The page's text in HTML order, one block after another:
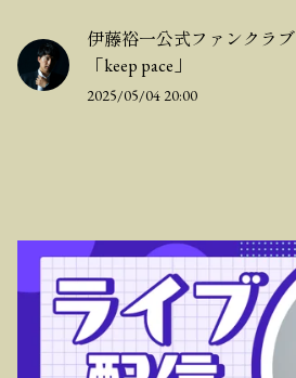
伊藤裕一公式ファンクラブ
「keep pace」
2025/05/04 20:00